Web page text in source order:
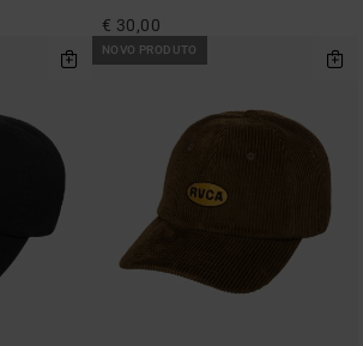
€ 30,00
NOVO PRODUTO